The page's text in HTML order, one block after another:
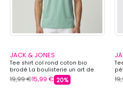
JACK & JONES
Tee shirt col rond coton bio
brodé La boulisterie un art de
vivre Homme JACK & JONES
19,99 €15,99 € 20%